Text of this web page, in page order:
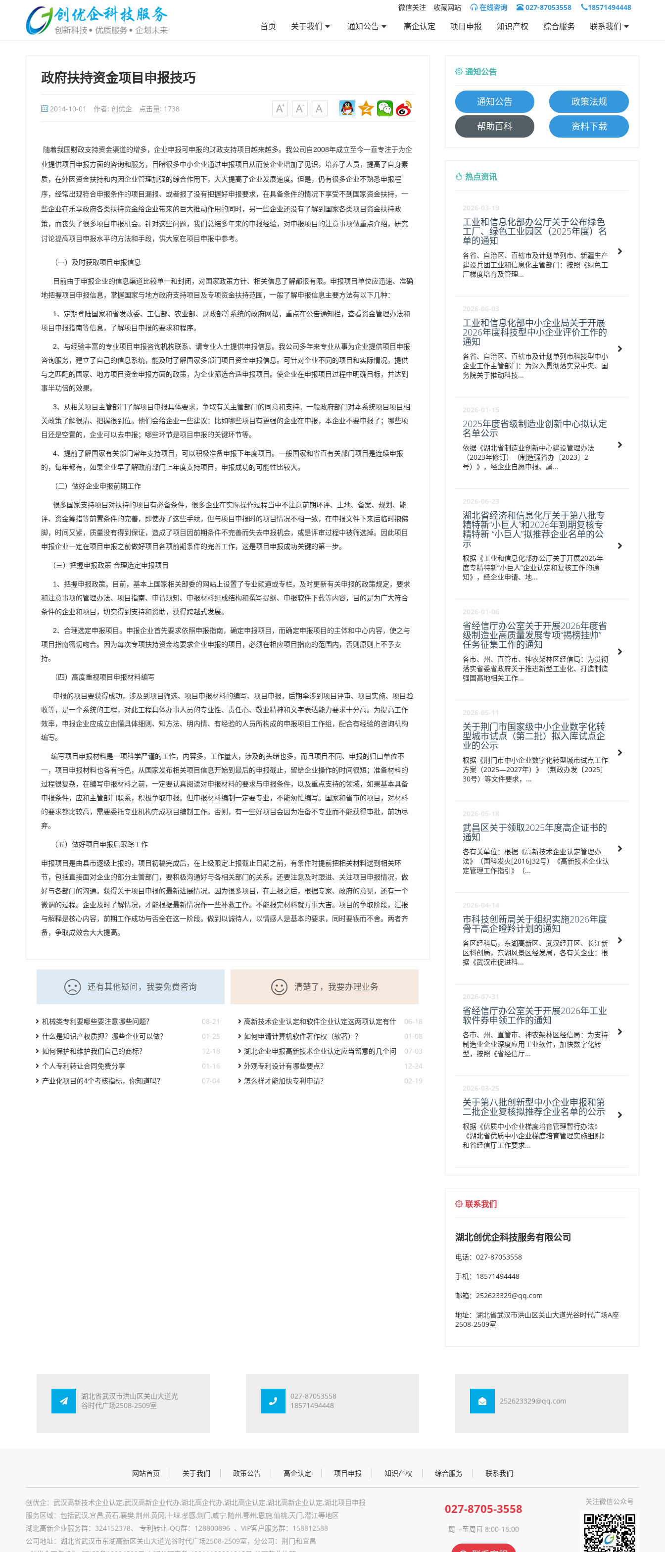
微信关注 收藏网站 在线咨询 027-87053558 18571494448
首页 关于我们 通知公告 高企认定 项目申报 知识产权 综合服务 联系我们
政府扶持资金项目申报技巧
2014-10-01 作者: 创优企 点击量: 1738
随着我国财政支持资金渠道的增多，企业申报可申报的财政支持项目越来越多。我公司自2008年成立至今一直专注于为企
业提供项目申报方面的咨询和服务，目睹很多中小企业通过申报项目从而使企业增加了见识，培养了人员，提高了自身素
质，在外因资金扶持和内因企业管理加强的综合作用下，大大提高了企业发展速度。但是，仍有很多企业不熟悉申报程
序，经常出现符合申报条件的项目漏报、或者报了没有把握好申报要求，在具备条件的情况下享受不到国家资金扶持，一
些企业在乐享政府各类扶持资金给企业带来的巨大推动作用的同时，另一些企业还没有了解到国家各类项目资金扶持政
策，而丧失了很多项目申报机会。针对这些问题，我们总结多年来的申报经验，对申报项目的注意事项做重点介绍，研究
讨论提高项目申报水平的方法和手段，供大家在项目申报中参考。
（一）及时获取项目申报信息
目前由于申报企业的信息渠道比较单一和封闭，对国家政策方针、相关信息了解都很有限。申报项目单位应迅速、准确
地把握项目申报信息，掌握国家与地方政府支持项目及专项资金扶持范围，一般了解申报信息主要方法有以下几种：
1、定期登陆国家和省发改委、工信部、农业部、财政部等系统的政府网站，重点在公告通知栏，查看资金管理办法和
项目申报指南等信息，了解项目申报的要求和程序。
2、与经验丰富的专业项目申报咨询机构联系、请专业人士提供申报信息。我公司多年来专业从事为企业提供项目申报
咨询服务，建立了自己的信息系统，能及时了解国家多部门项目资金申报信息。可针对企业不同的项目和实际情况，提供
与之匹配的国家、地方项目资金申报方面的政策，为企业筛选合适申报项目。使企业在申报项目过程中明确目标，并达到
事半功倍的效果。
3、从相关项目主管部门了解项目申报具体要求，争取有关主管部门的同意和支持。一般政府部门对本系统项目项目相
关政策了解很清、把握很到位。他们会给企业一些建议：比如哪些项目有更强的企业在申报，本企业不要申报了；哪些项
目还是空置的，企业可以去申报；哪些环节是项目申报的关键环节等。
4、提前了解国家有关部门常年支持项目，可以积极准备申报下年度项目。一般国家和省直有关部门项目是连续申报
的，每年都有，如果企业早了解政府部门上年度支持项目，申报成功的可能性比较大。
（二）做好企业申报前期工作
很多国家支持项目对扶持的项目有必备条件，很多企业在实际操作过程当中不注意前期环评、土地、备案、规划、能
评、资金筹措等前置条件的完善，即使办了这些手续，但与项目申报时的项目情况不相一致，在申报文件下来后临时抱佛
脚，时间又紧，质量没有得到保证，造成了项目因前期条件不完善而失去申报机会，或是评审过程中被筛选掉。因此项目
申报企业一定在项目申报之前做好项目各项前期条件的完善工作，这是项目申报成功关键的第一步。
（三）把握申报政策 合理选定申报项目
1、把握申报政策。目前，基本上国家相关部委的网站上设置了专业频道或专栏，及时更新有关申报的政策规定，要求
和注意事项的管理办法、项目指南、申请须知、申报材料组成结构和撰写提纲、申报软件下载等内容，目的是为广大符合
条件的企业和项目，切实得到支持和资助，获得跨越式发展。
2、合理选定申报项目。申报企业首先要求依照申报指南，确定申报项目，而确定申报项目的主体和中心内容，使之与
项目指南密切吻合。因为每次专项扶持资金均要求企业申报的项目，必须在相应项目指南的范围内，否则原则上不予支
持。
（四）高度重视项目申报材料编写
申报的项目要获得成功，涉及到项目筛选、项目申报材料的编写、项目申报，后期牵涉到项目评审、项目实施、项目验
收等，是一个系统的工程，对此工程具体办事人员的专业性、责任心、敬业精神和文字表达能力要求十分高。为提高工作
效率，申报企业应成立由懂具体细则、知方法、明内情、有经验的人员所构成的申报项目工作组，配合有经验的咨询机构
编写。
编写项目申报材料是一项科学严谨的工作，内容多，工作量大，涉及的头绪也多，而且项目不同、申报的归口单位不
一，项目申报材料也各有特色，从国家发布相关项目信息开始到最后的申报截止，留给企业操作的时间很短；准备材料的
过程很复杂，在编写申报材料之前，一定要认真阅读对申报材料的要求与申报条件，以及重点支持的领域，如果基本具备
申报条件，应和主管部门联系，积极争取申报。但申报材料编制一定要专业，不能匆忙编写。国家和省市的项目，对材料
的要求都比较高，需要委托专业机构完成项目编制工作。否则，有一些好项目会因为准备不专业而不能获得审批，前功尽
弃。
（五）做好项目申报后跟踪工作
申报项目是由县市逐级上报的，项目初稿完成后，在上级限定上报截止日期之前，有条件时提前把相关材料送到相关环
节，包括直接面对企业的部分主管部门，要积极沟通好与各相关部门的关系。还要注意及时跟进、关注项目申报情况，做
好与各部门的沟通。获得关于项目申报的最新进展情况。因为很多项目，在上报之后，根据专家、政府的意见，还有一个
微调的过程。企业及时了解情况，才能根据最新情况作一些补救工作。不能报完材料就万事大吉。项目的争取阶段，汇报
与解释是核心内容，前期工作成功与否全在这一阶段。做到以诚待人，以情感人是基本的要求，同时要锲而不舍。两者齐
备，争取成效会大大提高。
还有其他疑问，我要免费咨询 清楚了，我要办理业务
机械类专利要哪些要注意哪些问题？ 08-21
高新技术企业认定和软件企业认定这两项认定有什
么相同点和不同点
06-18
什么是知识产权质押？哪些企业可以做？
01-25 如何申请计算机软件著作权（软著）？
01-08
如何保护和维护我们自己的商标？
12-18
湖北企业申报高新技术企业认定应当留意的几个问
题
07-03
个人专利转让合同免费分享
01-16 外观专利设计有哪些要点？
12-24
产业化项目的4个考核指标，你知道吗？
07-04 怎么样才能加快专利申请？ 02-19
通知公告
通知公告 政策法规
帮助百科 资料下载
热点资讯
2026-03-19
工业和信息化部办公厅关于公布绿色
工厂、绿色工业园区（2025年度）名
单的通知
各省、自治区、直辖市及计划单列市、新疆生产
建设兵团工业和信息化主管部门：按照《绿色工
厂梯度培育及管理...
2026-06-03
工业和信息化部中小企业局关于开展
2026年度科技型中小企业评价工作的
通知
各省、自治区、直辖市及计划单列市科技型中小
企业工作主管部门：为深入贯彻落实党中央、国
务院关于推动科技...
2026-01-15
2025年度省级制造业创新中心拟认定
名单公示
依据《湖北省制造业创新中心建设管理办法
（2023年修订）（制造强省办〔2023〕2
号）》，经企业自愿申报、属...
2026-06-23
湖北省经济和信息化厅关于第八批专
精特新“小巨人”和2026年到期复核专
精特新 “小巨人”拟推荐企业名单的公
示
根据《工业和信息化部办公厅关于开展2026年
度专精特新“小巨人”企业认定和复核工作的通
知》，经企业申请、地...
2026-01-06
省经信厅办公室关于开展2026年度省
级制造业高质量发展专项“揭榜挂帅”
任务征集工作的通知
各市、州、直管市、神农架林区经信局：为贯彻
落实省委省政府关于推进新型工业化、打造制造
强国高地相关工作...
2026-05-11
关于荆门市国家级中小企业数字化转
型城市试点（第二批）拟入库试点企
业的公示
根据《荆门市中小企业数字化转型城市试点工作
方案（2025—2027年）》（荆政办发〔2025〕
30号）等文件要求，...
2026-05-18
武昌区关于领取2025年度高企证书的
通知
各有关单位：根据《高新技术企业认定管理办
法》（国科发火[2016]32号）《高新技术企业认
定管理工作指引》（...
2026-04-14
市科技创新局关于组织实施2026年度
骨干高企瞪羚计划的通知
各区经科局，东湖高新区、武汉经开区、长江新
区科创局，东湖风景区经发局，各有关企业：根
据《武汉市促进科...
2026-07-31
省经信厅办公室关于开展2026年工业
软件券申领工作的通知
各市、州、直管市、神农架林区经信局：为支持
制造业企业深度应用工业软件，加快数字化转
型，按照《省经信厅...
2026-03-25
关于第八批创新型中小企业申报和第
二批企业复核拟推荐企业名单的公示
根据《优质中小企业梯度培育管理暂行办法》
《湖北省优质中小企业梯度培育管理实施细则》
和省经信厅工作要求...
联系我们
湖北创优企科技服务有限公司
电话：027-87053558
手机：18571494448
邮箱：252623329@qq.com
地址：湖北省武汉市洪山区关山大道光谷时代广场A座
2508-2509室
湖北省武汉市洪山区关山大道光
谷时代广场2508-2509室
027-87053558
18571494448
252623329@qq.com
网站首页 关于我们 政策公告 高企认定 项目申报 知识产权 综合服务 联系我们
创优企：武汉高新技术企业认定,武汉高新企业代办,湖北高企代办,湖北高企认定,湖北高新企业认定,湖北项目申报
服务区域：包括武汉,宜昌,黄石,襄樊,荆州,黄冈,十堰,孝感,荆门,咸宁,随州,鄂州,恩施,仙桃,天门,潜江等地区
湖北高新企业服务群：324152378、 专利转让-QQ群：128800896 、VIP客户服务群：158812588
公司地址：湖北省武汉市东湖高新区关山大道光谷时代广场2508-2509室，分公司：荆门和宜昌
027-8705-3558
周一至周日 8:00-18:00
关注微信公众号